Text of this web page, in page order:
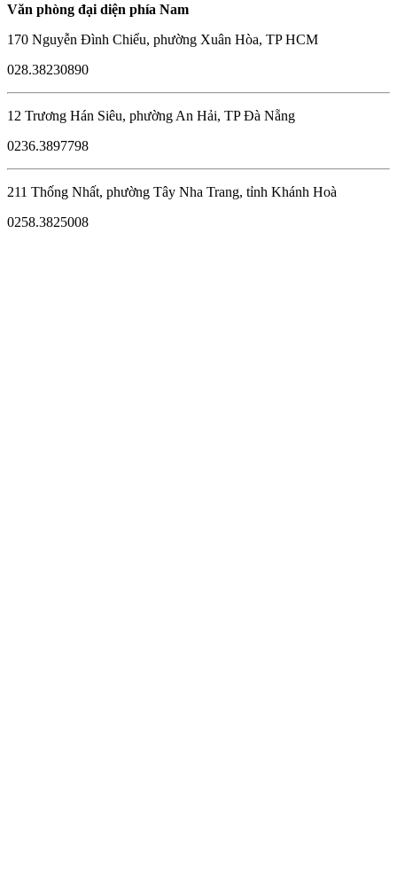
Văn phòng đại diện phía Nam
170 Nguyễn Đình Chiểu, phường Xuân Hòa, TP HCM
028.38230890
12 Trương Hán Siêu, phường An Hải, TP Đà Nẵng
0236.3897798
211 Thống Nhất, phường Tây Nha Trang, tỉnh Khánh Hoà
0258.3825008